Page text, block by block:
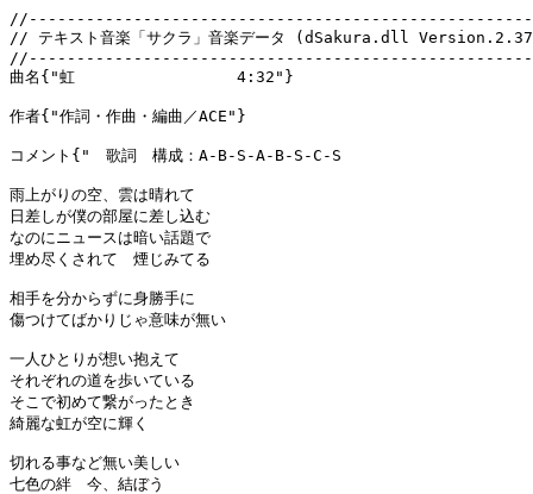
// テキスト音楽「サクラ」音楽データ (dSakura.dll
曲名{"虹                 4:32"}
作者{"作詞・作曲・編曲／ACE"}
コメント{"　歌詞　構成：A-B-S-A-B-S-C-S
雨上がりの空、雲は晴れて
日差しが僕の部屋に差し込む
なのにニュースは暗い話題で
埋め尽くされて　煙じみてる
相手を分からずに身勝手に
傷つけてばかりじゃ意味が無い
一人ひとりが想い抱えて
それぞれの道を歩いている
そこで初めて繋がったとき
綺麗な虹が空に輝く
切れる事など無い美しい
七色の絆　今、結ぼう